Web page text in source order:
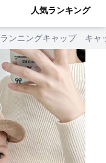
人気ランキング
ランニングキャップ キャ